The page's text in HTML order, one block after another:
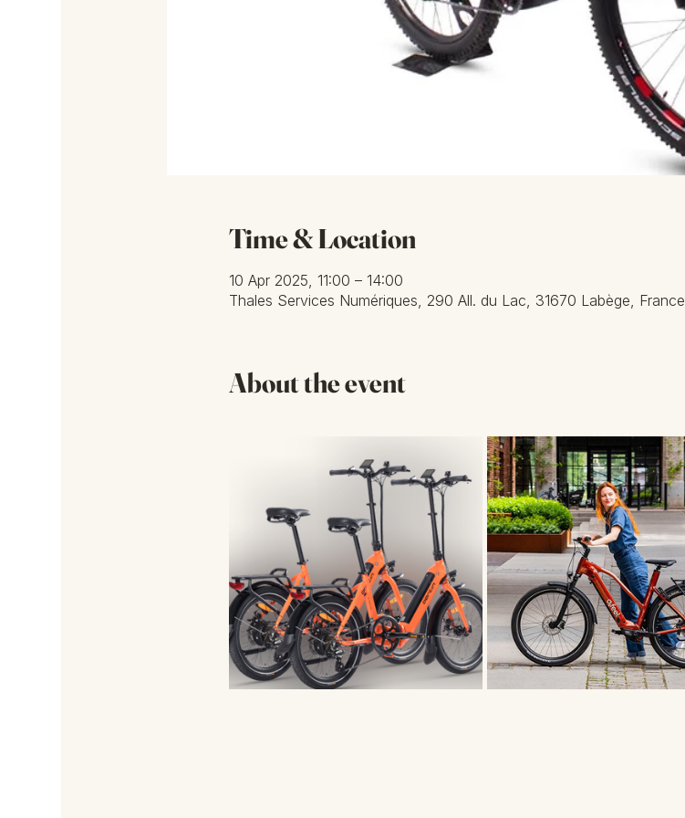
Time & Location
10 Apr 2025, 11:00 – 14:00
Thales Services Numériques, 290 All. du Lac, 31670 Labège, France
About the event